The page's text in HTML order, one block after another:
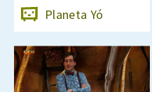
Planeta Yó